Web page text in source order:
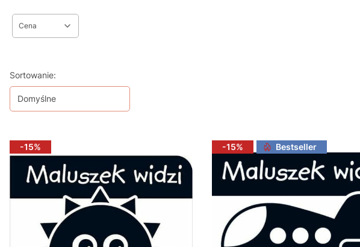
Cena
Lista produktów
Sortowanie:
Domyślne
-15% -15% Bestseller